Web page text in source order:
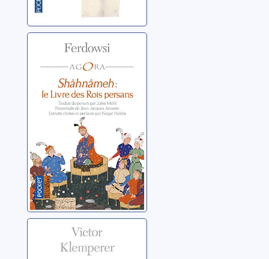
Shâhnâmeh: le
Livre des Rois
persans
Ferdowsi
LTI, la langue du
IIIe Reich